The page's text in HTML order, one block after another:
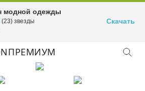
ПРЕМИУМ
модной одежды
(23) звезды
Скачать